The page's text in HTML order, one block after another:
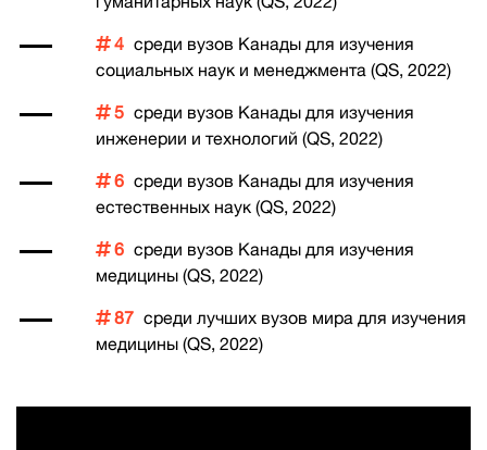
4 среди вузов Канады для изучения
социальных наук и менеджмента (QS, 2022)
5 среди вузов Канады для изучения
инженерии и технологий (QS, 2022)
6 среди вузов Канады для изучения
естественных наук (QS, 2022)
6 среди вузов Канады для изучения
медицины (QS, 2022)
87 среди лучших вузов мира для изучения
медицины (QS, 2022)